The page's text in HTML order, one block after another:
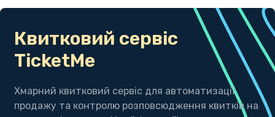
Квитковий сервіс
TicketMe
Хмарний квитковий сервіс для автоматизації
продажу та контролю розповсюдження квитків на